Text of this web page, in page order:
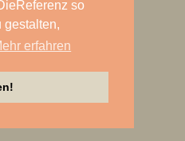
so
gestalten,
erfahren